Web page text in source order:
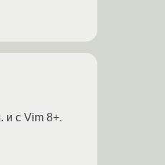
и с Vim 8+.